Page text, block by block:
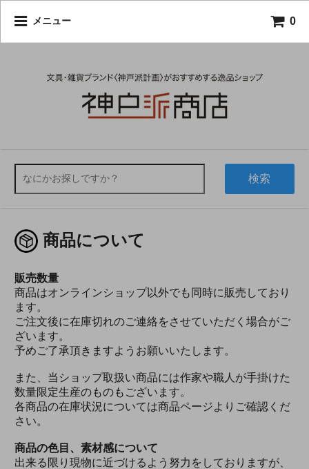
メニュー 0
検索
商品について
販売数量
商品はオンラインショップ以外でも同時に販売しており
ます。
ご注文後に在庫切れのご連絡をさせていただく場合がご
ざいます。
予めご了承頂きますようお願いいたします。
また、当ショップ取扱い商品には作家や職人が手掛けた
数量限定生産のものもございます。
各商品の在庫状況については商品ページよりご確認くだ
さい。
商品の色目、素材感について
出来る限り現物に近づけるよう努力をしておりますが、